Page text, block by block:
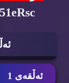
ئه‌ڵقه‌ی 1